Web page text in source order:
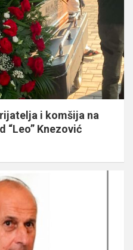
i komšija na
“Leo” Knezović